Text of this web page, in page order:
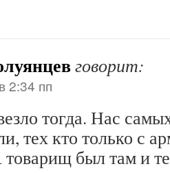
говорит:
2:34 пп
тогда. Нас
тех кто только с
был там и